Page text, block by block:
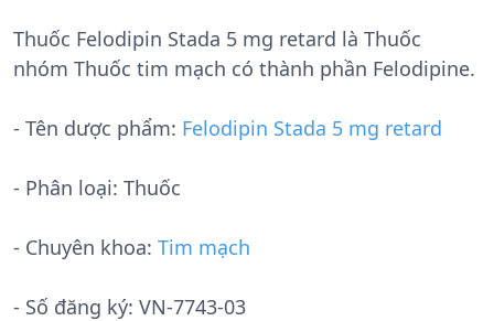
Thuốc Felodipin Stada 5 mg retard là Thuốc
nhóm Thuốc tim mạch có thành phần Felodipine.
- Tên dược phẩm: Felodipin Stada 5 mg retard
- Phân loại: Thuốc
- Chuyên khoa: Tim mạch
- Số đăng ký: VN-7743-03